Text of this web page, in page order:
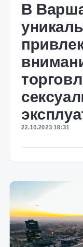
В
22.10.2023 18:31